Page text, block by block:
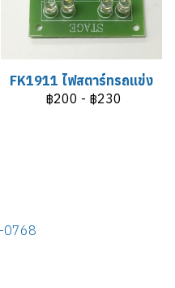
FK1911 ไฟสตาร์ทรถแข่ง
฿200 - ฿230
0768